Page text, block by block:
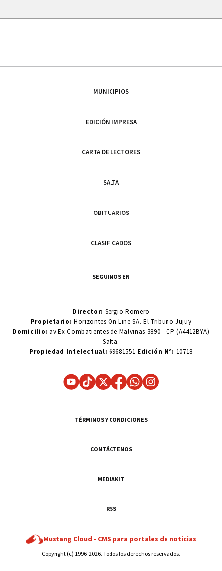
MUNICIPIOS
EDICIÓN IMPRESA
CARTA DE LECTORES
SALTA
OBITUARIOS
CLASIFICADOS
SEGUINOS EN
Director: Sergio Romero
Propietario:Horizontes On Line SA. El Tribuno Jujuy
Domicilio: av Ex Combatientes de Malvinas 3890 - CP (A4412BYA)
Salta.
Propiedad Intelectual: 69681551 Edición N°: 10718
TÉRMINOS Y CONDICIONES
CONTÁCTENOS
MEDIAKIT
RSS
Mustang Cloud - CMS para portales de noticias
Copyright (c) 1996-2026. Todos los derechos reservados.